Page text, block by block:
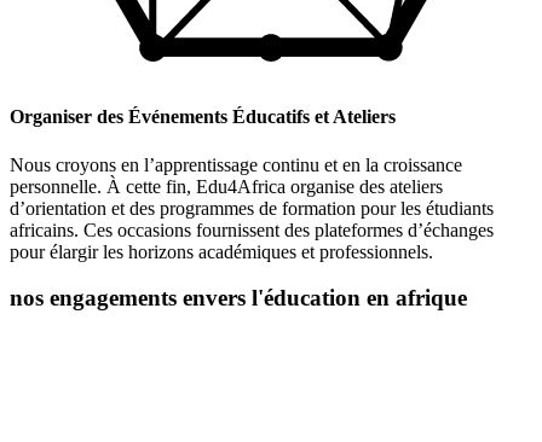
Organiser des Événements Éducatifs et Ateliers
Nous croyons en l’apprentissage continu et en la croissance
personnelle. À cette fin, Edu4Africa organise des ateliers
d’orientation et des programmes de formation pour les étudiants
africains. Ces occasions fournissent des plateformes d’échanges
pour élargir les horizons académiques et professionnels.
nos engagements envers l'éducation en afrique